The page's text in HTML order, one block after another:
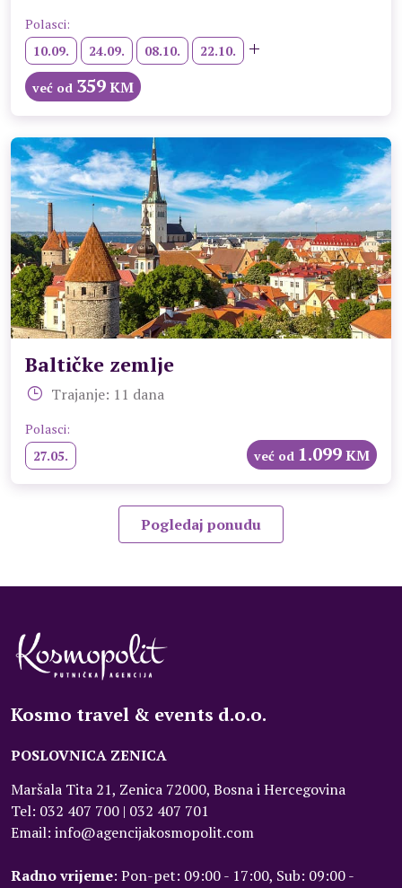
Polasci:
10.09.
24.09. 08.10. 22.10.
već od 359KM
Baltičke zemlje
Trajanje: 11 dana
Polasci:
27.05.
već od 1.099KM
Pogledaj ponudu
Kosmo travel & events d.o.o.
POSLOVNICA ZENICA
Maršala Tita 21, Zenica 72000, Bosna i Hercegovina
Tel: 032 407 700 | 032 407 701
Email: info@agencijakosmopolit.com
Radno vrijeme: Pon-pet: 09:00 - 17:00, Sub: 09:00 -